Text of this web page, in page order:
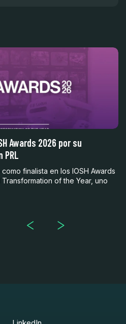
Awards 2026 por su
finalista en los IOSH Awards
of the Year, uno